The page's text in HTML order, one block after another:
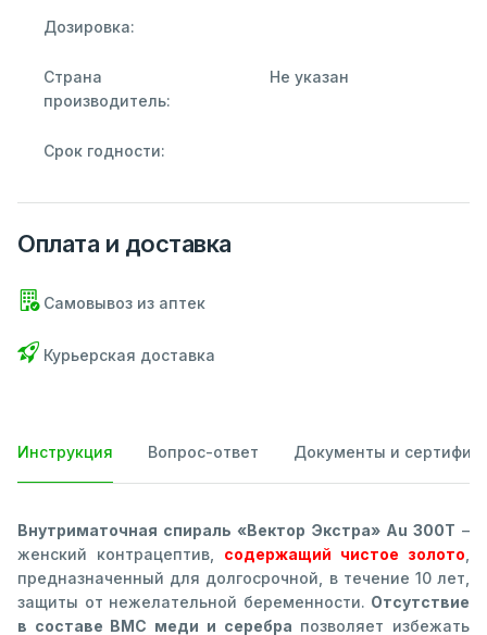
Дозировка:
Страна
производитель:
Не указан
Срок годности:
Оплата и доставка
Самовывоз из аптек
Курьерская доставка
Инструкция Вопрос-ответ Документы и
Внутриматочная спираль «Вектор Экстра» Au 300Т –
женский контрацептив, содержащий чистое золото
предназначенный для долгосрочной, в течение 10 лет,
защиты от нежелательной беременности. Отсутствие
в составе ВМС меди и серебра позволяет избежать